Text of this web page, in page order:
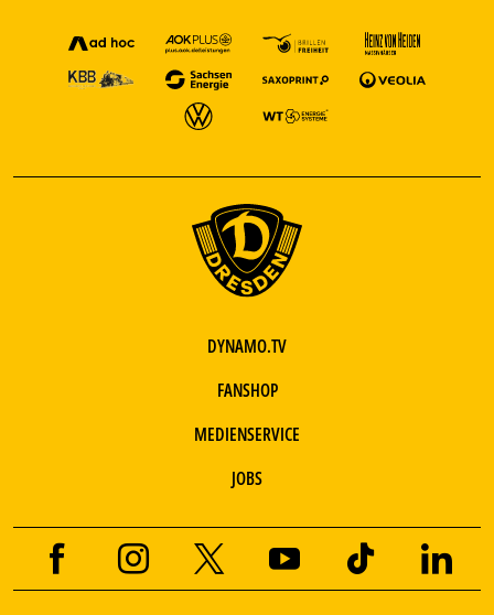
DYNAMO.TV
FANSHOP
MEDIENSERVICE
JOBS